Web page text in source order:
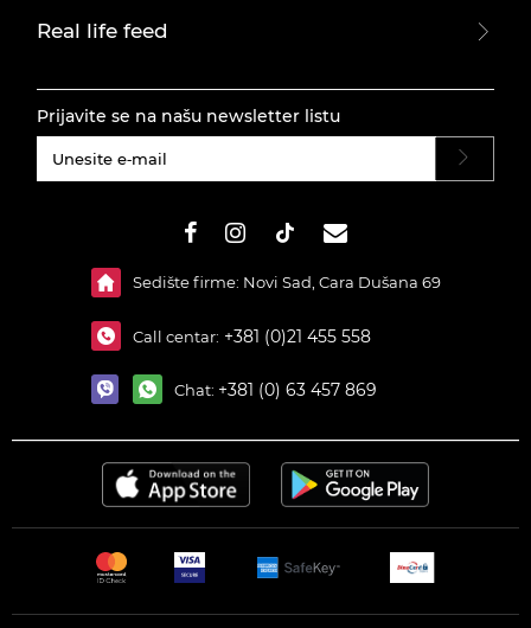
Real life feed
Prijavite se na našu newsletter listu
Sedište firme: Novi Sad, Cara Dušana 69
Call centar: +381 (0)21 455 558
Chat: +381 (0) 63 457 869